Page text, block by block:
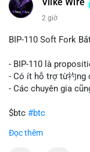
này có thể phản ánh
chuẩn bị thanh
để nắm giữ dài hạn,
tán rủi ro. Với mức
gây sốc thanh
tâm lý ngắn hạn nếu
Lời khuyên cho nhà
hướng đi của dòng
Vlike Wire
2 giờ
BIP-110 Soft Fork
- BIP-110 là
- Có ít hỗ trợ từ礿ng
- Các chuyên gia
$btc #btc
#vlikevn
Đọc thêm